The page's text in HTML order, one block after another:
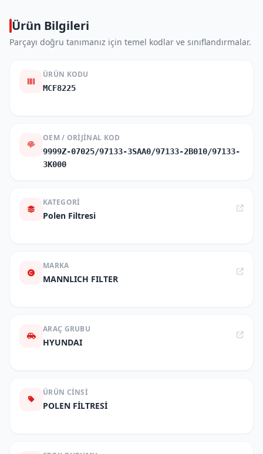
Ürün Bilgileri
Parçayı doğru tanımanız için temel kodlar ve sınıflandırmalar.
ÜRÜN KODU
MCF8225
OEM / ORIJINAL KOD
9999Z-07025/97133-3SAA0/97133-2B010/97133-
3K000
KATEGORI
Polen Filtresi
MARKA
MANNLICH FILTER
ARAÇ GRUBU
HYUNDAI
ÜRÜN CINSI
POLEN FİLTRESİ